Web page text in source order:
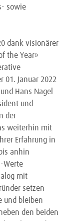
sowie
dank visionärer
the Year»
01. Januar 2022
Hans Nagel
und
der
weiterhin mit
Erfahrung in
anhin
Werte
mit
setzen
und bleiben
den beiden